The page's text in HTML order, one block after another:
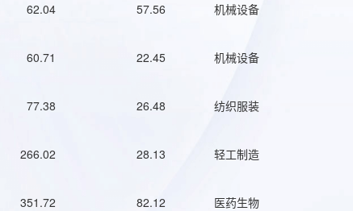
62.04 57.56 机械设备
60.71 22.45 机械设备
77.38 26.48 纺织服装
266.02 28.13 轻工制造
351.72 82.12 医药生物